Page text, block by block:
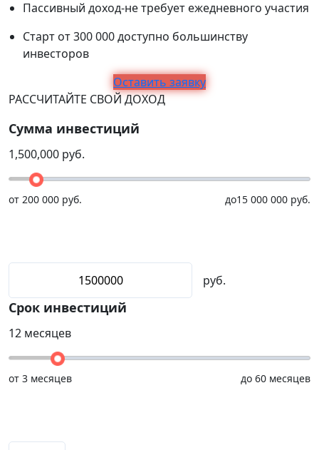
Пассивный доход-не требует ежедневного участия
Старт от 300 000 доступно большинству
инвесторов
Оставить заявку
РАССЧИТАЙТЕ СВОЙ ДОХОД
Сумма инвестиций
1,500,000 руб.
от 200 000 руб. до15 000 000 руб.
руб.
Срок инвестиций
12 месяцев
от 3 месяцев до 60 месяцев